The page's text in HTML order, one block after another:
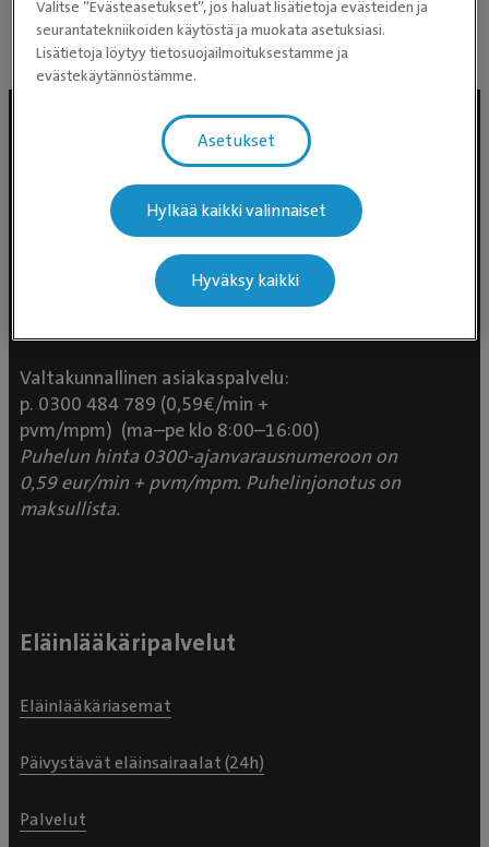
Evidensia Eläinlääkäripalvelut
Valtakunnallinen asiakaspalvelu:
p. 0300 484 789 (0,59€/min +
pvm/mpm) (ma–pe klo 8:00–16:00)
Puhelun hinta 0300-ajanvarausnumeroon on
0,59 eur/min + pvm/mpm. Puhelinjonotus on
maksullista.
Eläinlääkäripalvelut
Eläinlääkäriasemat
Päivystävät eläinsairaalat (24h)
Palvelut
Valitse ”Evästeasetukset”, jos haluat lisätietoja evästeiden ja
seurantatekniikoiden käytöstä ja muokata asetuksiasi.
Lisätietoja löytyy tietosuojailmoituksestamme ja
evästekäytännöstämme.
Asetukset
Hylkää kaikki valinnaiset
Hyväksy kaikki